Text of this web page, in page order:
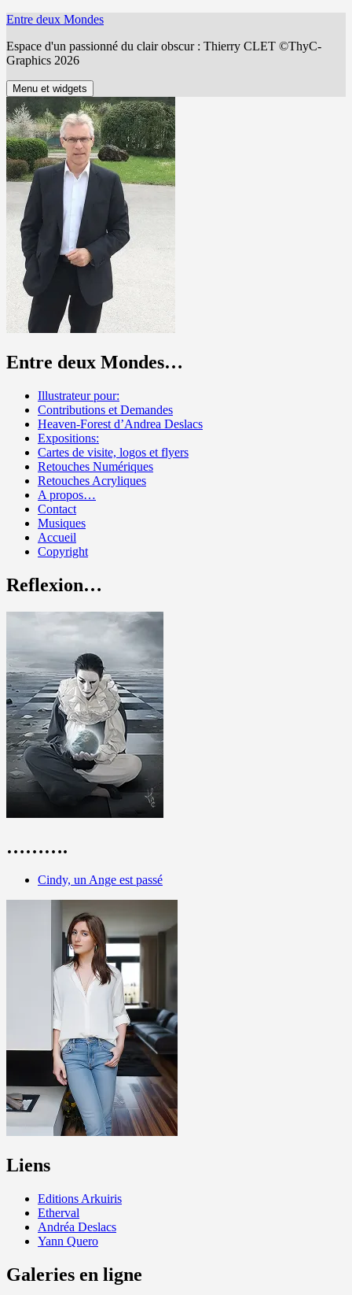
Aller
contenu
Entre deux Mondes
Espace d'un passionné du clair obscur : Thierry CLET ©ThyC-
Graphics 2026
Menu et widgets
Entre deux Mondes…
Illustrateur pour:
Contributions et Demandes
Heaven-Forest d’Andrea Deslacs
Expositions:
Cartes de visite, logos et flyers
Retouches Numériques
Retouches Acryliques
A propos…
Contact
Musiques
Accueil
Copyright
Reflexion…
……….
Cindy, un Ange est passé
Liens
Editions Arkuiris
Etherval
Andréa Deslacs
Yann Quero
Galeries en ligne